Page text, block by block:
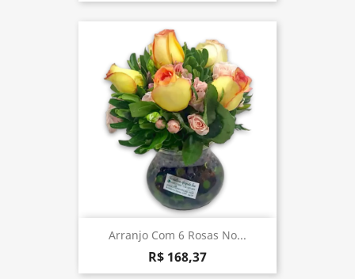
Arranjo Com 6 Rosas No...
R$ 168,37